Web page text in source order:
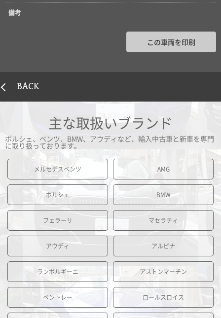
備考
この車両を印刷
BACK
主な取扱いブランド
ポルシェ、ベンツ、BMW、アウディなど、輸入中古車と新車を専門
に取り扱っております。
メルセデスベンツ AMG
ポルシェ BMW
フェラーリ マセラティ
アウディ アルピナ
ランボルギーニ アストンマーチン
ベントレー ロールスロイス